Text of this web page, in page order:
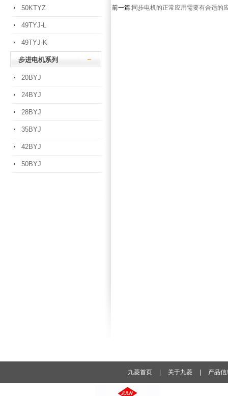
50KTYZ
49TYJ-L
49TYJ-K
步进电机系列
20BYJ
24BYJ
28BYJ
35BYJ
42BYJ
50BYJ
前一篇:同步电机的正常应用需要有合适的
九菱首页 关于九菱 产品信